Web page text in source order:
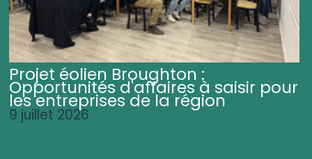
Projet éolien Broughton :
Opportunités d'affaires à saisir pour
les entreprises de la région
9 juillet 2026